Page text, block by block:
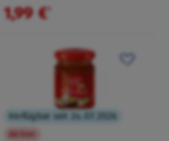
1,99 €¹
Verfügbar seit 24.07.2026
Aktion